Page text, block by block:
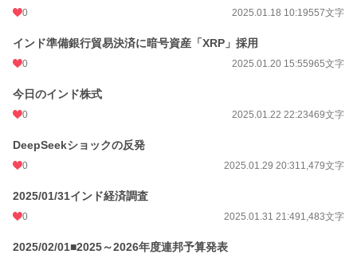
0 2025.01.18 10:19557文字
インド準備銀行貿易決済に暗号資産「XRP」採用
0 2025.01.20 15:55965文字
今日のインド株式
0 2025.01.22 22:23469文字
DeepSeekショックの反発
0 2025.01.29 20:311,479文字
2025/01/31インド経済調査
0 2025.01.31 21:491,483文字
2025/02/01■2025～2026年度連邦予算発表